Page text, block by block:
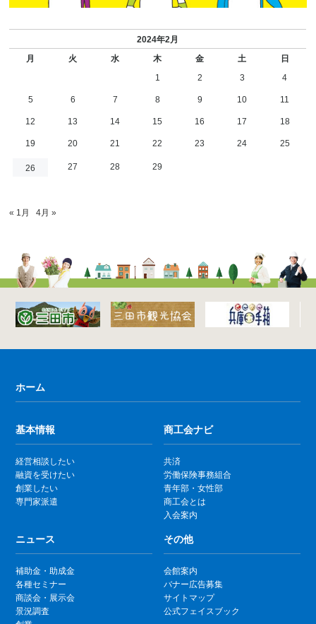
2024年2月
月
火 水 木 金 土
日
1
2 3 4
5 6 7 8 9 10 11
12 13 14 15 16 17 18
19 20 21 22 23 24 25
26 27 28 29
« 1月 4月 »
ホーム
基本情報
経営相談したい
融資を受けたい
創業したい
専門家派遣
商工会ナビ
共済
労働保険事務組合
青年部・女性部
商工会とは
入会案内
ニュース
補助金・助成金
各種セミナー
商談会・展示会
景況調査
その他
会館案内
バナー広告募集
サイトマップ
公式フェイスブック